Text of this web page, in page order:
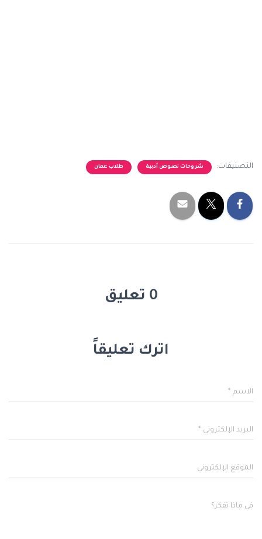
التصنيفات: شروحات نصوص أدبية طلاب عمان
0 تعليق
اترك تعليقاً
الاسم *
البريد الإلكتروني *
الموقع الإلكتروني
في ماذا تفكر؟